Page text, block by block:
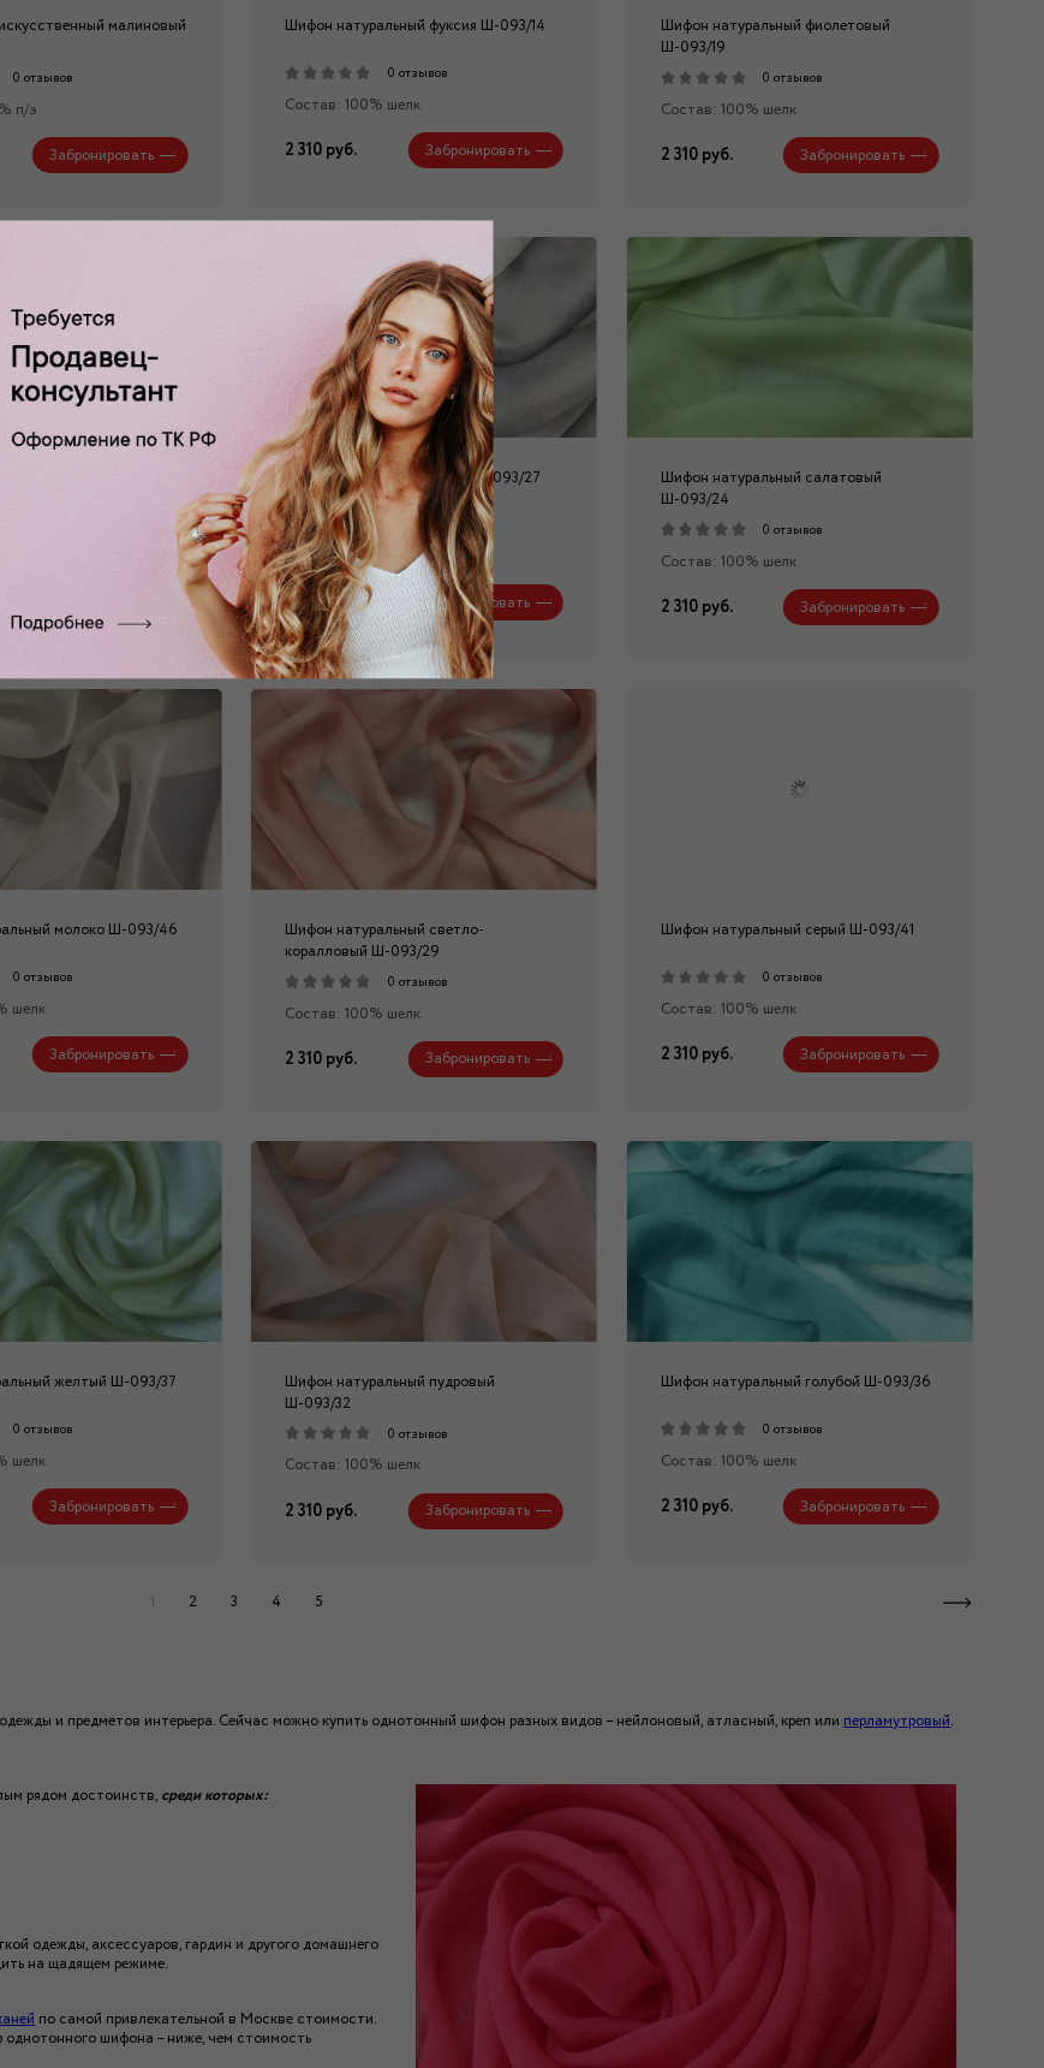
малиновый
0 отзывов
п/э
Забронировать
Шифон натуральный фуксия Ш-093/14
0 отзывов
Состав: 100% шелк
2 310 руб. Забронировать
Шифон натуральный фиолетовый
Ш-093/19
0 отзывов
Состав: 100% шелк
2 310 руб. Забронировать
серый Ш-093/34 Шифон натуральный серый Ш-093/27
0 отзывов
Состав: 100% шелк
2 310 руб. Забронировать
Шифон натуральный салатовый
Ш-093/24
0 отзывов
Состав: 100% шелк
2 310 руб. Забронировать
молоко Ш-093/46
0 отзывов
шелк
Забронировать
Шифон натуральный светло-
коралловый Ш-093/29
0 отзывов
Состав: 100% шелк
2 310 руб. Забронировать
Шифон натуральный серый Ш-093/41
0 отзывов
Состав: 100% шелк
2 310 руб. Забронировать
желтый Ш-093/37
0 отзывов
шелк
Забронировать
Шифон натуральный пудровый
Ш-093/32
0 отзывов
Состав: 100% шелк
2 310 руб. Забронировать
Шифон натуральный голубой Ш-093/36
0 отзывов
Состав: 100% шелк
2 310 руб. Забронировать
1 2 3 4 5
и предметов интерьера. Сейчас можно купить однотонный шифон разных видов – нейлоновый, атласный, креп илиперламутровый.
рядом достоинств, среди которых:
одежды, аксессуаров, гардин и другого домашнего
на щадящем режиме.
по самой привлекательной в Москве стоимости.
однотонного шифона – ниже, чем стоимость